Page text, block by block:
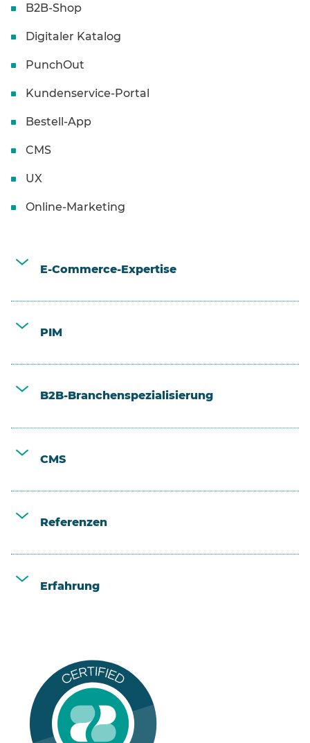
B2B-Shop
Digitaler Katalog
PunchOut
Kundenservice-Portal
Bestell-App
CMS
UX
Online-Marketing
E-Commerce-Expertise
PIM
B2B-Branchenspezialisierung
CMS
Referenzen
Erfahrung